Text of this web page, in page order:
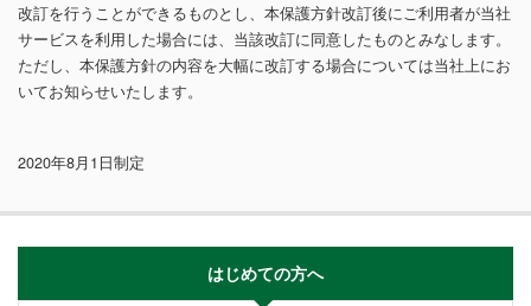
改訂を行うことができるものとし、本保護方針改訂後にご利用者が当社
サービスを利用した場合には、当該改訂に同意したものとみなします。
ただし、本保護方針の内容を大幅に改訂する場合については当社上にお
いてお知らせいたします。
2020年8月1日制定
はじめての方へ